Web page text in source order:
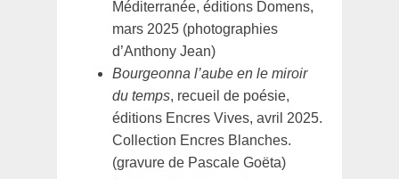
Méditerranée, éditions Domens,
mars 2025 (photographies
d’Anthony Jean)
Bourgeonna l’aube en le miroir
du temps, recueil de poésie,
éditions Encres Vives, avril 2025.
Collection Encres Blanches.
(gravure de Pascale Goëta)